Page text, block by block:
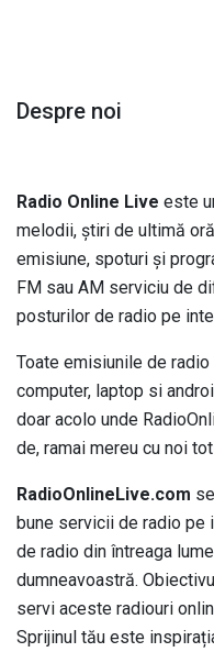
Despre noi
Radio Online Live este
melodii, știri de ultimă
emisiune, spoturi și
FM sau AM serviciu de
posturilor de radio pe
Toate emisiunile de
computer, laptop si
doar acolo unde
de, ramai mereu cu noi
RadioOnlineLive.com
bune servicii de radio pe
de radio din întreaga
dumneavoastră.
servi aceste radiouri
Sprijinul tău este